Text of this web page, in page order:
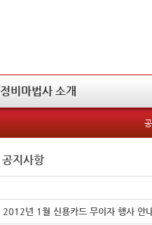
정비마법사 소개
공지사항
2012년 1월 신용카드 무이자 행사 안